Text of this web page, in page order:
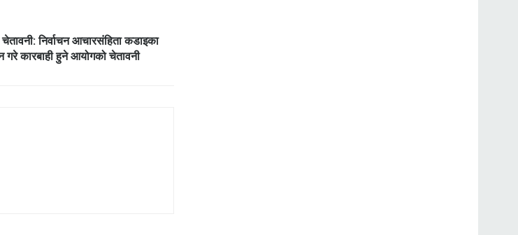
निर्वाचन आचारसंहिता कडाइका
कारबाही हुने आयोगको चेतावनी